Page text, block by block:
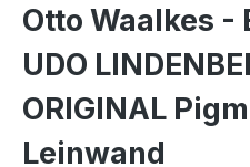
Otto Waalkes -
UDO
ORIGINAL
Leinwand